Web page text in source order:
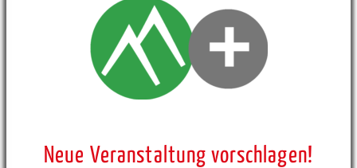
Neue Veranstaltung vorschlagen!